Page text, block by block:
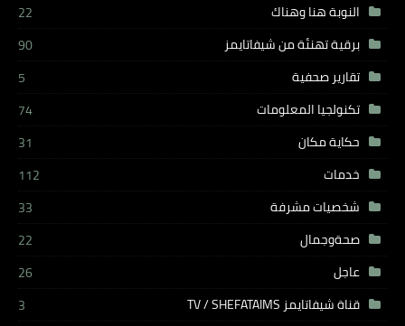
النوبة هنا وهناك
22
برقية تهنئة من شيفاتايمز
90
تقارير صحفية
5
تكنولجيا المعلومات
74
حكاية مكان
31
خدمات
112
شخصيات مشرفة
33
صحةوجمال
22
عاجل
26
قناة شيفاتايمز TV / SHEFATAIMS
3